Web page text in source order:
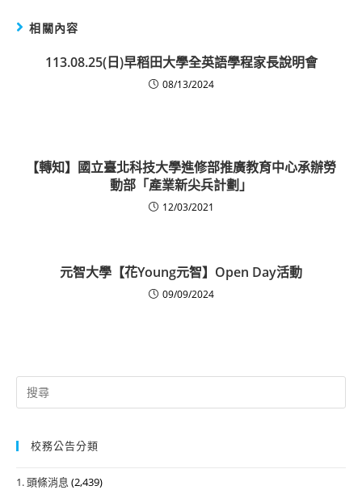
相關內容
113.08.25(日)早稻田大學全英語學程家長說明會
08/13/2024
【轉知】國立臺北科技大學進修部推廣教育中心承辦勞
動部「產業新尖兵計劃」
12/03/2021
元智大學【花Young元智】Open Day活動
09/09/2024
Search
for:
校務公告分類
1. 頭條消息 (2,439)